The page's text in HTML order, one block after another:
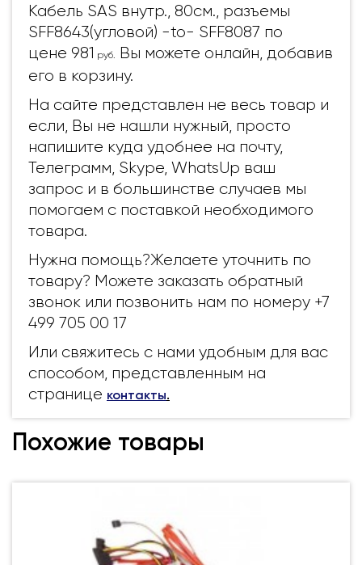
Кабель SAS внутр., 80см., разъемы
SFF8643(угловой) -to- SFF8087 по
цене 981 руб.
Вы можете онлайн, добавив
его в корзину.
На сайте представлен не весь товар и
если, Вы не нашли нужный, просто
напишите куда удобнее на почту,
Телеграмм, Skype, WhatsUp ваш
запрос и в большинстве случаев мы
помогаем с поставкой необходимого
товара.
Нужна помощь?Желаете уточнить по
товару? Можете заказать обратный
звонок или позвонить нам по номеру +7
499 705 00 17
Или свяжитесь с нами удобным для вас
способом, представленным на
странице контакты.
Похожие товары